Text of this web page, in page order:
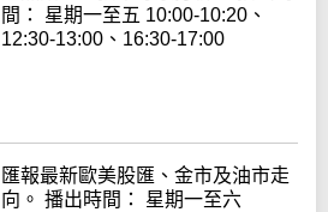
間： 星期一至五 10:00-10:20、
12:30-13:00、16:30-17:00
匯報最新歐美股匯、金市及油市走
向。 播出時間： 星期一至六